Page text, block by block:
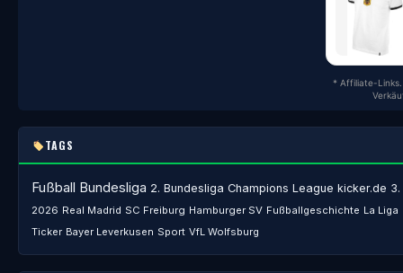
* Affiliate-
TAGS
Fußball Bundesliga 2. Bundesliga Champions League kicker.de 3.
2026 Real Madrid SC Freiburg Hamburger SV Fußballgeschichte La Liga
Ticker Bayer Leverkusen Sport VfL Wolfsburg